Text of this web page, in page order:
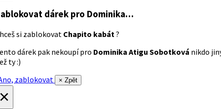
dárek pro Dominika…
si zablokovat Chapito kabát ?
dárek pak nekoupí pro Dominika Atigu Sobotková nikdo
ty :)
zablokovat
× Zpět